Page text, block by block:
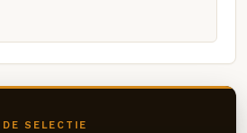
DE SELECTIE